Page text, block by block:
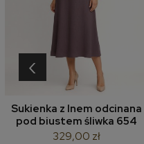
Sukienka z lnem odcinana
pod biustem śliwka 654
329,00 zł
‹